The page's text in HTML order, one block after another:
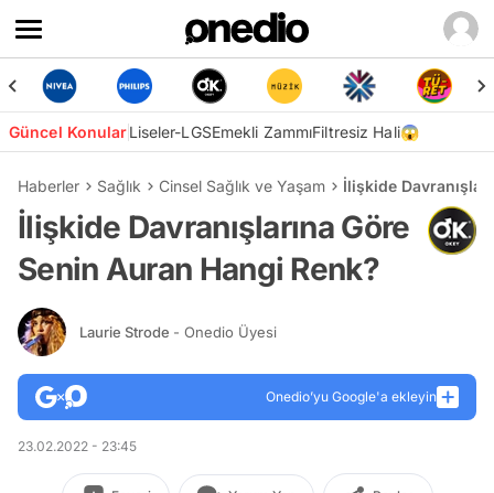
Güncel KonularLiseler-LGSEmekli ZammıFiltresiz Hali😱
Haberler Sağlık Cinsel Sağlık ve Yaşam İlişkide
İlişkide Davranışlarına Göre
Senin Auran Hangi Renk?
Laurie Strode - Onedio Üyesi
Onedio’yu Google'a ekleyin
23.02.2022 - 23:45